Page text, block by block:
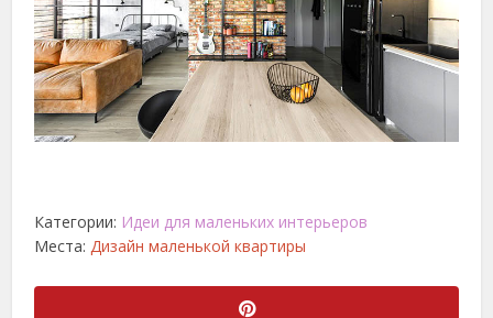
Категории: Идеи для маленьких интерьеров
Места:Дизайн маленькой квартиры